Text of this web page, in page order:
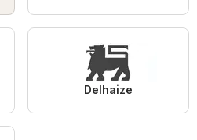
Delhaize